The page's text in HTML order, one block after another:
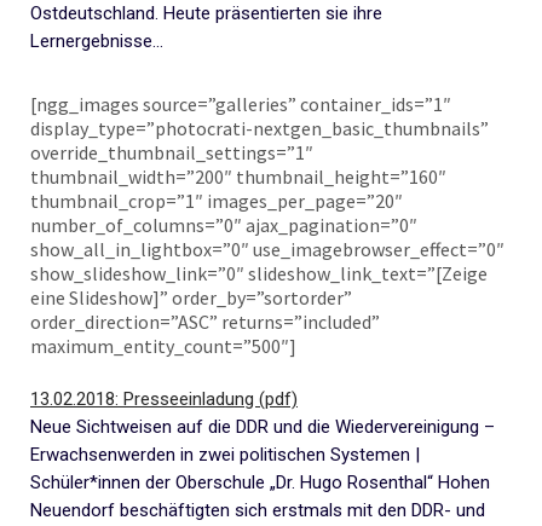
Ostdeutschland. Heute präsentierten sie ihre
Lernergebnisse…
[ngg_images source=”galleries” container_ids=”1″
display_type=”photocrati-nextgen_basic_thumbnails”
override_thumbnail_settings=”1″
thumbnail_width=”200″ thumbnail_height=”160″
thumbnail_crop=”1″ images_per_page=”20″
number_of_columns=”0″ ajax_pagination=”0″
show_all_in_lightbox=”0″ use_imagebrowser_effect=”0″
show_slideshow_link=”0″ slideshow_link_text=”[Zeige
eine Slideshow]” order_by=”sortorder”
order_direction=”ASC” returns=”included”
maximum_entity_count=”500″]
13.02.2018: Presseeinladung (pdf)
Neue Sichtweisen auf die DDR und die Wiedervereinigung –
Erwachsenwerden in zwei politischen Systemen |
Schüler*innen der Oberschule „Dr. Hugo Rosenthal“ Hohen
Neuendorf beschäftigten sich erstmals mit den DDR- und